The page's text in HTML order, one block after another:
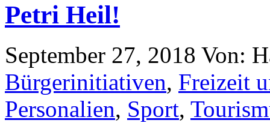
Petri Heil!
September 27, 2018 Von:
Bürgerinitiativen, Freizeit
Personalien, Sport,